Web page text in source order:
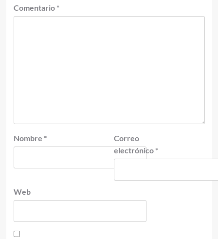
Comentario *
Nombre *
Correo
electrónico *
Web